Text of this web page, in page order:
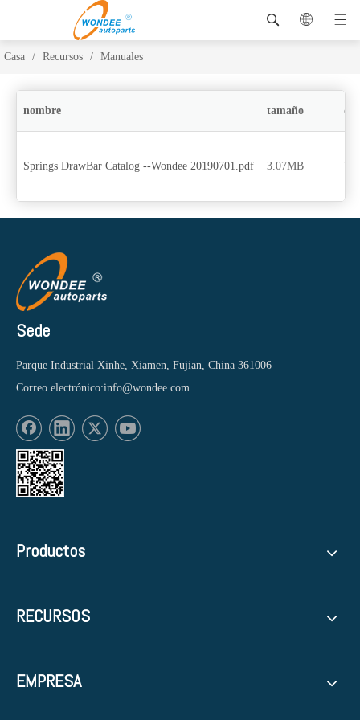
Casa / Recursos / Manuales
nombre tamaño
Springs DrawBar Catalog --Wondee 20190701.pdf 3.07MB
Sede
Parque Industrial Xinhe, Xiamen, Fujian, China 361006
Correo electrónico:info@wondee.com
Productos
RECURSOS
EMPRESA